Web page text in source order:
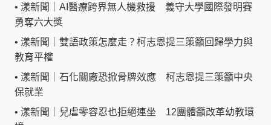
• 漾新聞｜AI醫療跨界無人機救援 義守大學國際發明賽
勇奪六大獎
• 漾新聞｜雙語政策怎麼走？柯志恩提三策籲回歸學力與
教育平權
• 漾新聞｜石化關廠恐掀骨牌效應 柯志恩提三策籲中央
保就業
• 漾新聞｜兒虐零容忍也拒絕連坐 12團體籲改革幼教環